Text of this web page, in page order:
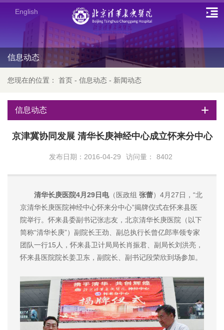
English
信息动态
您现在的位置： 首页 - 信息动态 - 新闻动态
信息动态
京津冀协同发展 清华长庚神经中心成立怀来分中心
发布日期：2016-04-29 访问量： 8402
清华长庚医院4月29日电（医政组 张蕾）4月27日，“北
京清华长庚医院神经中心怀来分中心”揭牌仪式在怀来县医
院举行。怀来县委副书记张志友，北京清华长庚医院（以下
简称“清华长庚”）副院长王劲、副总执行长曾亿郎率领专家
团队一行15人，怀来县卫计局局长肖振君、副局长刘洪亮，
怀来县医院院长姜卫东，副院长、副书记段荣欣到场参加。